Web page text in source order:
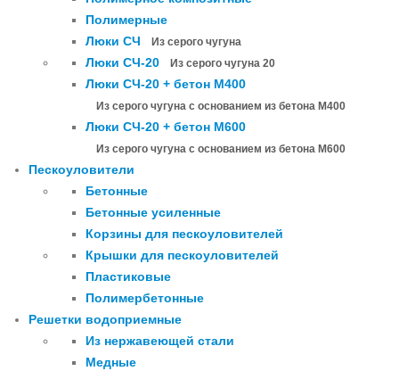
Полимерные
Люки СЧ
Из серого чугуна
Люки СЧ-20 Из серого чугуна 20
Люки СЧ-20 + бетон М400
Из серого чугуна с основанием из бетона М400
Люки СЧ-20 + бетон М600
Из серого чугуна с основанием из бетона М600
Пескоуловители
Бетонные
Бетонные усиленные
Корзины для пескоуловителей
Крышки для пескоуловителей
Пластиковые
Полимербетонные
Решетки водоприемные
Из нержавеющей стали
Медные